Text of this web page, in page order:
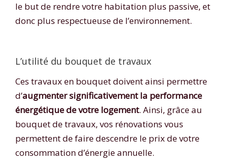
le but de rendre votre habitation plus passive, et
donc plus respectueuse de l’environnement.
L’utilité du bouquet de travaux
Ces travaux en bouquet doivent ainsi permettre
d’augmenter significativement la performance
énergétique de votre logement. Ainsi, grâce au
bouquet de travaux, vos rénovations vous
permettent de faire descendre le prix de votre
consommation d’énergie annuelle.